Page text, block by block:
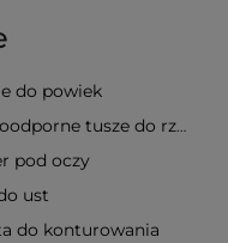
do powiek
Wodoodporne tusze do rzęs
pod oczy
ust
do konturowania